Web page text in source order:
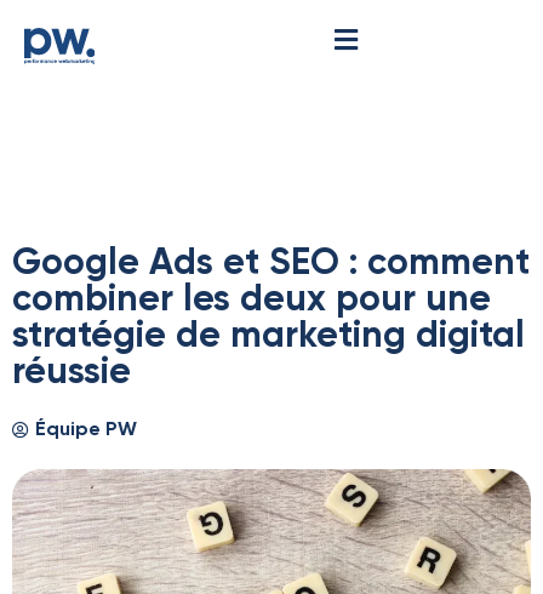
Google Ads et SEO : comment
combiner les deux pour une
stratégie de marketing digital
réussie
Équipe PW